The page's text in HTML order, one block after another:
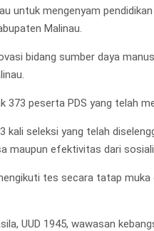
untuk mengenyam
Malinau.
bidang sumber daya
373 peserta PDS yang telah
kali seleksi yang telah
maupun efektivitas dari
tes secara tatap
UUD 1945, wawasan